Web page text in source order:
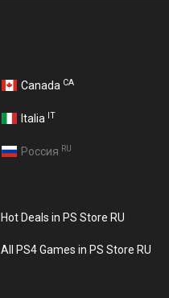
Canada CA
Italia IT
Россия RU
Hot Deals in PS Store RU
All PS4 Games in PS Store RU